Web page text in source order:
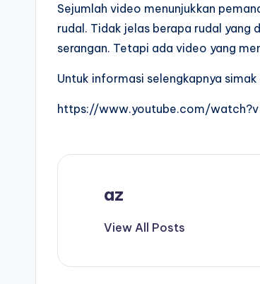
Sejumlah video menunjukkan
rudal. Tidak jelas berapa rudal yang
serangan. Tetapi ada video yang
Untuk informasi selengkapnya
https://www.youtube.com/
az
View All Posts